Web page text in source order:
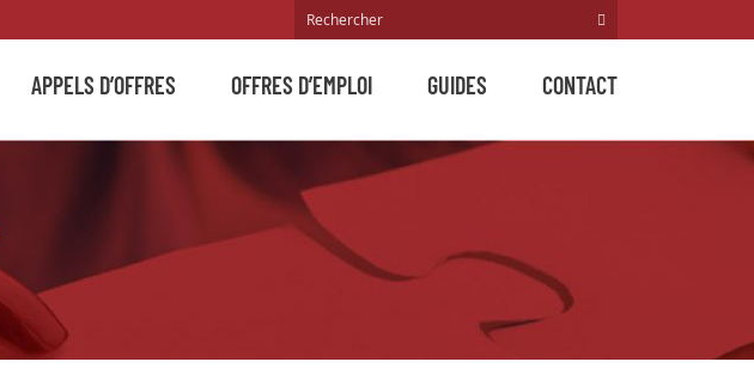
APPELS D’OFFRES OFFRES D’EMPLOI GUIDES CONTACT